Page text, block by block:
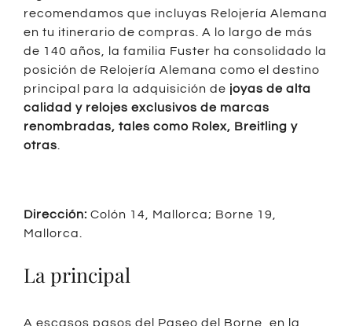
recomendamos que incluyas Relojería Alemana
en tu itinerario de compras. A lo largo de más
de 140 años, la familia Fuster ha consolidado la
posición de Relojería Alemana como el destino
principal para la adquisición de joyas de alta
calidad y relojes exclusivos de marcas
renombradas, tales como Rolex, Breitling y
otras
Dirección: Colón 14, Mallorca; Borne 19,
Mallorca.
La principal
A escasos pasos del Paseo del Borne, en la